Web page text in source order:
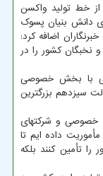
از خط تولید واکسن
دانش بنیان پسوک
اضافه کرد:
نخبگان کشور را در
با بخش خصوصی
سیزدهم بزرگترین
خصوصی و شرکتهای
داده ایم تا
تأمین کنند بلکه